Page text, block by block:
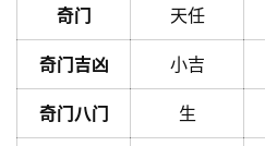
奇门 天任
奇门吉凶 小吉
奇门八门 生